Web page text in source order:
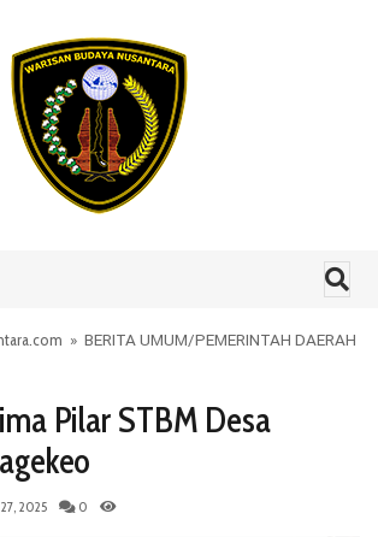
» BERITA UMUM/PEMERINTAH DAERAH
Pilar STBM Desa
2025 0